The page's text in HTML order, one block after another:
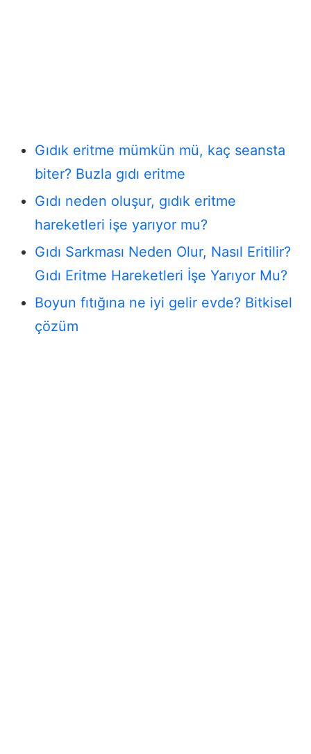
Gıdık eritme mümkün mü, kaç seansta
biter? Buzla gıdı eritme
Gıdı neden oluşur, gıdık eritme
hareketleri işe yarıyor mu?
Gıdı Sarkması Neden Olur, Nasıl Eritilir?
Gıdı Eritme Hareketleri İşe Yarıyor Mu?
Boyun fıtığına ne iyi gelir evde? Bitkisel
çözüm